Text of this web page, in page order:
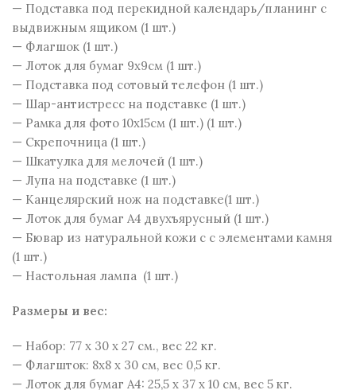
— Подставка под перекидной календарь/планинг с
выдвижным ящиком (1 шт.)
— Флагшок (1 шт.)
— Лоток для бумаг 9х9см (1 шт.)
— Подставка под сотовый телефон (1 шт.)
— Шар-антистресс на подставке (1 шт.)
— Рамка для фото 10х15см (1 шт.) (1 шт.)
— Скрепочница (1 шт.)
— Шкатулка для мелочей (1 шт.)
— Лупа на подставке (1 шт.)
— Канцелярский нож на подставке(1 шт.)
— Лоток для бумаг А4 двухъярусный (1 шт.)
— Бювар из натуральной кожи c с элементами камня
(1 шт.)
— Настольная лампа (1 шт.)
Размеры и веc:
— Набор: 77 x 30 x 27 см., вес 22 кг.
— Флагшток: 8х8 х 30 см, вес 0,5 кг.
— Лоток для бумаг А4: 25,5 х 37 х 10 см, вес 5 кг.